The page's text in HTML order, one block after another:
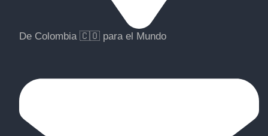
De Colombia 🇨🇴 para el Mundo